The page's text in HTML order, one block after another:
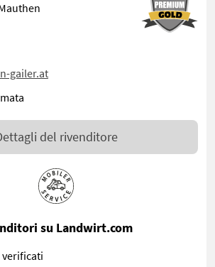
gailer.at
del rivenditore
su Landwirt.com